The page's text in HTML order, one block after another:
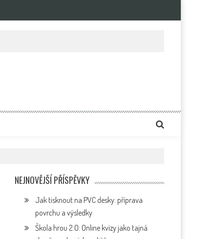
NEJNOVĚJŠÍ PŘÍSPĚVKY
Jak tisknout na PVC desky: příprava
povrchu a výsledky
Škola hrou 2.0: Online kvízy jako tajná